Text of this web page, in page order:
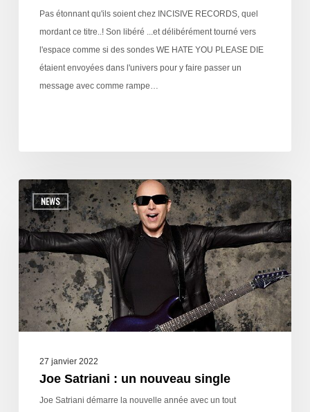
Pas étonnant qu'ils soient chez INCISIVE RECORDS, quel
mordant ce titre..! Son libéré ...et délibérément tourné vers
l'espace comme si des sondes WE HATE YOU PLEASE DIE
étaient envoyées dans l'univers pour y faire passer un
message avec comme rampe…
NEWS
27 janvier 2022
Joe Satriani : un nouveau single
Joe Satriani démarre la nouvelle année avec un tout